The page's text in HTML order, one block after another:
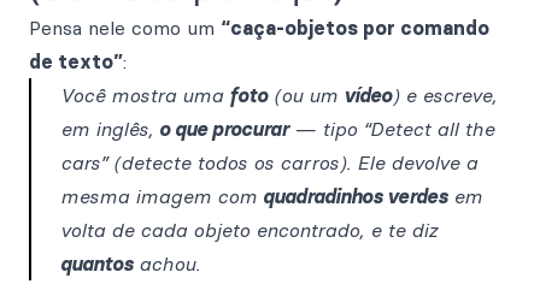
Pensa nele como um “caça-objetos por comando
de texto”:
Você mostra uma foto(ou um vídeo) e escreve,
em inglês, o que procurar— tipo “Detect all the
cars”(detecte todos os carros). Ele devolve a
mesma imagem com quadradinhos verdesem
volta de cada objeto encontrado, e te diz
quantosachou.